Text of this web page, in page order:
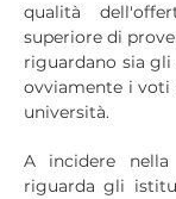
qualità
superiore di
riguardano sia
ovviamente i
università.
A incidere
riguarda gli